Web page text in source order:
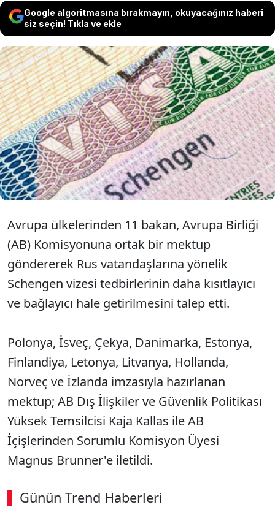
Google algoritmasına bırakmayın, okuyacağınız haberi
siz seçin! Tıkla ve ekle
Polonya ve İsveç dahil 11 Avrupa ülkesi,
Ukrayna'daki savaş sürerken Schengen vizesi
alan Rus turist sayısındaki artış gerekçesiyle AB
Komisyonu'na ortak bir mektup göndererek
Rus vatandaşlarına yönelik vize kısıtlamalarının
artırılmasını talep etti.
Avrupa ülkelerinden 11 bakan, Avrupa Birliği
(AB) Komisyonuna ortak bir mektup
göndererek Rus vatandaşlarına yönelik
Schengen vizesi tedbirlerinin daha kısıtlayıcı
ve bağlayıcı hale getirilmesini talep etti.
Polonya, İsveç, Çekya, Danimarka, Estonya,
Finlandiya, Letonya, Litvanya, Hollanda,
Norveç ve İzlanda imzasıyla hazırlanan
mektup; AB Dış İlişkiler ve Güvenlik Politikası
Yüksek Temsilcisi Kaja Kallas ile AB
İçişlerinden Sorumlu Komisyon Üyesi
Magnus Brunner'e iletildi.
Günün Trend Haberleri
00:02 / 08:06